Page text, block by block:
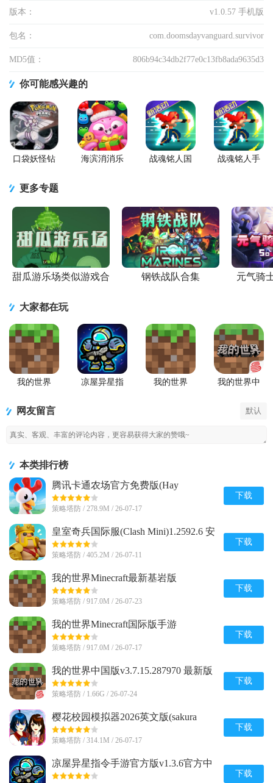
版本： v1.0.57 手机版
包名： com.doomsdayvanguard.survivor
MD5值： 806b94c34db2f77e0c13fb8ada9635d3
你可能感兴趣的
口袋妖怪钻
海滨消消乐
战魂铭人国
战魂铭人手
更多专题
甜瓜游乐场类似游戏合
钢铁战队合集 元气骑
大家都在玩
我的世界
凉屋异星指
我的世界
我的世界中
网友留言 默认
本类排行榜
腾讯卡通农场官方免费版(Hay
Day)v1.71.1 安卓最新版
策略塔防 / 278.9M / 26-07-17
下载
皇室奇兵国际服(Clash Mini)1.2592.6 安
卓最新版
策略塔防 / 405.2M / 26-07-11
下载
我的世界Minecraft最新基岩版
v1.26.20.24 安卓免付费版
策略塔防 / 917.0M / 26-07-23
下载
我的世界Minecraft国际版手游
v1.26.20.24 官方最新版
策略塔防 / 917.0M / 26-07-17
下载
我的世界中国版v3.7.15.287970 最新版
策略塔防 / 1.66G / 26-07-24
下载
樱花校园模拟器2026英文版(sakura
schoolsimulator)v1.048.08 手机版
策略塔防 / 314.1M / 26-07-17
下载
凉屋异星指令手游官方版v1.3.6官方中
文最新版
下载